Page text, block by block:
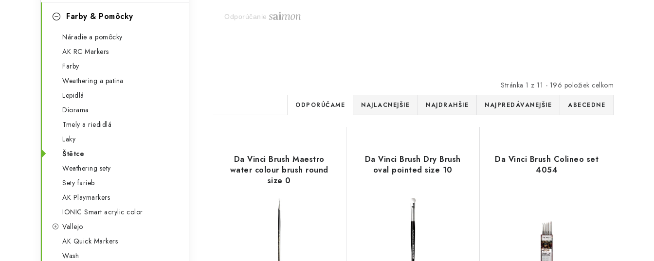
Farby & Pomôcky
Náradie a pomôcky
AK RC Markers
Farby
Weathering a patina
Lepidlá
Diorama
Tmely a riedidlá
Laky
Štětce
Weathering sety
Sety farieb
AK Playmarkers
IONIC Smart acrylic color
Vallejo
AK Quick Markers
Wash
Odporúčanie
Stránka 1 z 11 - 196 položiek celkom
R
a
e
n
ODPORÚČAME NAJLACNEJŠIE NAJDRAHŠIE NAJPREDÁVANEJŠIE ABECEDNE
Da Vinci Brush Maestro
water colour brush round
size 0
Da Vinci Brush Dry Brush
oval pointed size 10
Da Vinci Brush Colineo set
4054